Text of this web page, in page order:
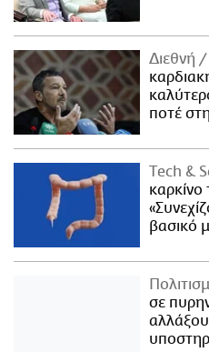
Διεθνή
ποτέ
Τech &
βασικό
σε